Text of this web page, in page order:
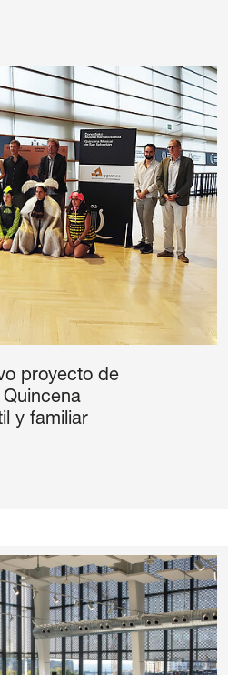
proyecto de
y familiar